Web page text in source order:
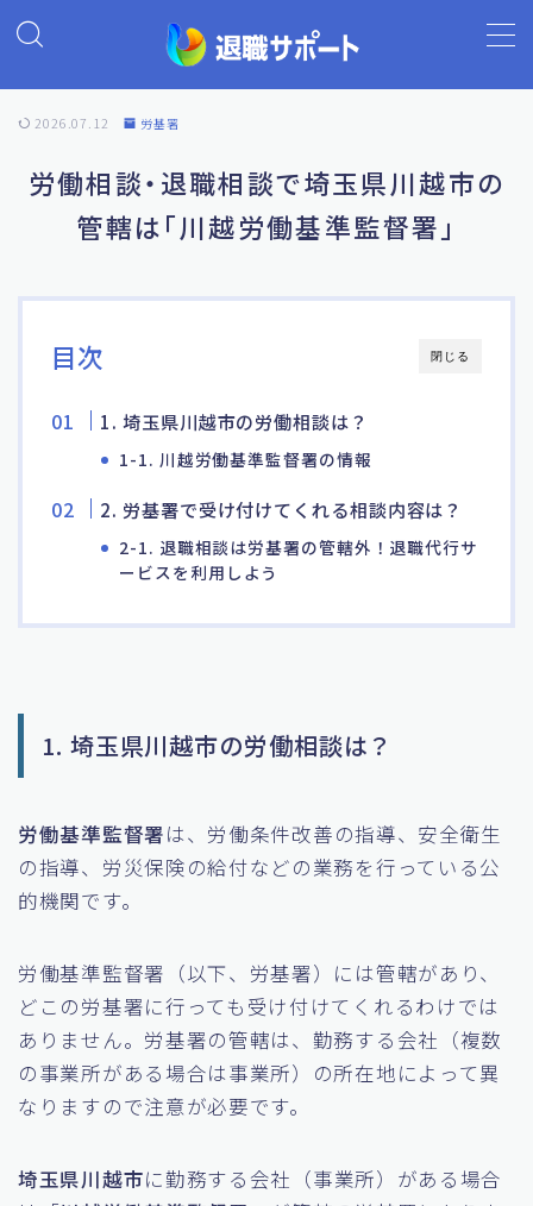
MENU
ホーム
退職代行の基礎知識
退職代行ランキング
退職代行 退職サポート
よくあるご質問
2026.07.12 労基署
労働相談・退職相談で埼玉県川越市の
管轄は「川越労働基準監督署」
閉じる
目次
1. 埼玉県川越市の労働相談は？
1-1. 川越労働基準監督署の情報
2. 労基署で受け付けてくれる相談内容は？
2-1. 退職相談は労基署の管轄外！退職代行サ
ービスを利用しよう
1. 埼玉県川越市の労働相談は？
労働基準監督署は、労働条件改善の指導、安全衛生
の指導、労災保険の給付などの業務を行っている公
的機関です。
労働基準監督署（以下、労基署）には管轄があり、
どこの労基署に行っても受け付けてくれるわけでは
ありません。労基署の管轄は、勤務する会社（複数
の事業所がある場合は事業所）の所在地によって異
なりますので注意が必要です。
埼玉県川越市に勤務する会社（事業所）がある場合